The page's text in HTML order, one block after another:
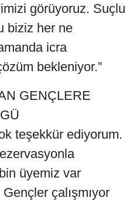
görüyoruz. Suçlu
biziz her ne
icra
bekleniyor.”
GENÇLERE
teşekkür ediyorum.
üyemiz var
çalışmıyor